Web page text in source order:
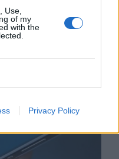
Use,
of my
with the
Privacy Policy
в